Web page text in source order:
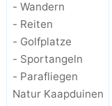
- Wandern
- Reiten
- Golfplatze
- Sportangeln
- Parafliegen
Natur Kaapduinen